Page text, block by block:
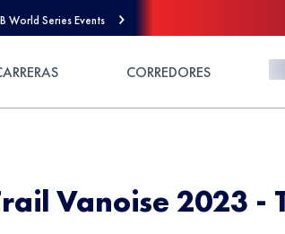
World Series Events
CORREDORES
Vanoise 2023 -